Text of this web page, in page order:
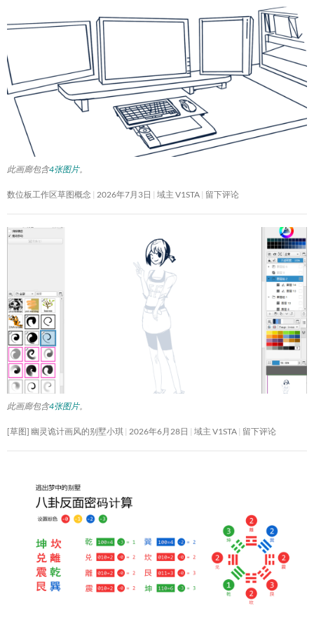
此画廊包含4张图片。
数位板工作区草图概念 2026年7月3日 域主 V1STA 留下评论
此画廊包含4张图片。
[草图] 幽灵诡计画风的别墅小琪 2026年6月28日 域主 V1STA 留下评论